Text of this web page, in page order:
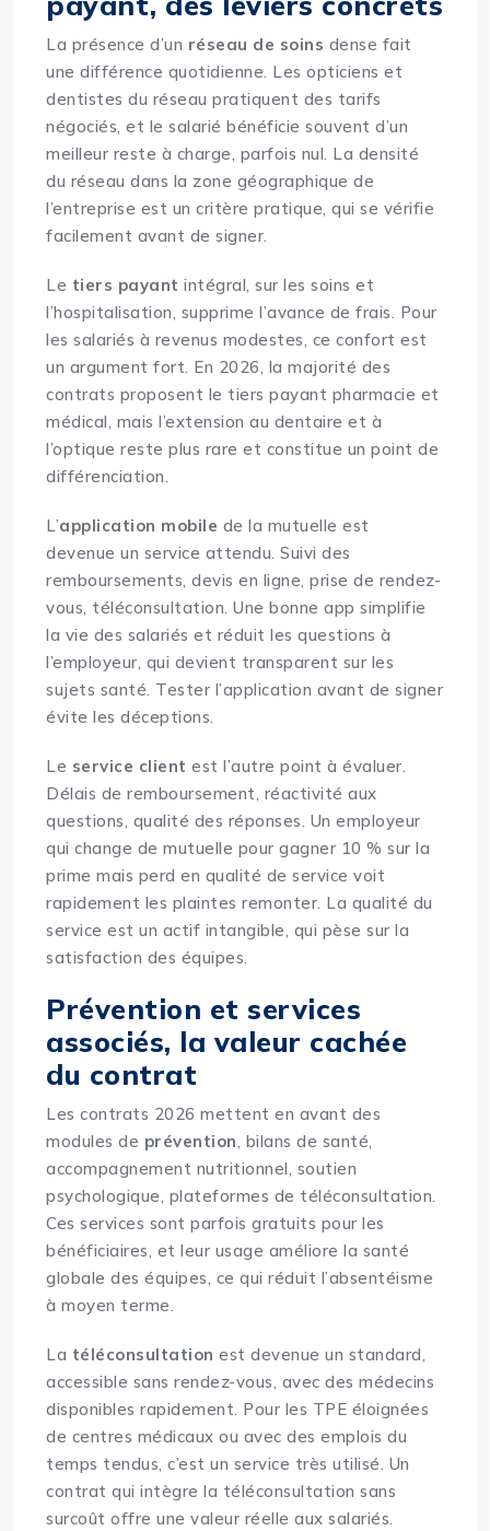
La présence d’un réseau de soins dense fait
une différence quotidienne. Les opticiens et
dentistes du réseau pratiquent des tarifs
négociés, et le salarié bénéficie souvent d’un
meilleur reste à charge, parfois nul. La densité
du réseau dans la zone géographique de
l’entreprise est un critère pratique, qui se vérifie
facilement avant de signer.
Le tiers payant intégral, sur les soins et
l’hospitalisation, supprime l’avance de frais. Pour
les salariés à revenus modestes, ce confort est
un argument fort. En 2026, la majorité des
contrats proposent le tiers payant pharmacie et
médical, mais l’extension au dentaire et à
l’optique reste plus rare et constitue un point de
différenciation.
L’application mobile de la mutuelle est
devenue un service attendu. Suivi des
remboursements, devis en ligne, prise de rendez-
vous, téléconsultation. Une bonne app simplifie
la vie des salariés et réduit les questions à
l’employeur, qui devient transparent sur les
sujets santé. Tester l’application avant de signer
évite les déceptions.
Le service client est l’autre point à évaluer.
Délais de remboursement, réactivité aux
questions, qualité des réponses. Un employeur
qui change de mutuelle pour gagner 10 % sur la
prime mais perd en qualité de service voit
rapidement les plaintes remonter. La qualité du
service est un actif intangible, qui pèse sur la
satisfaction des équipes.
Prévention et services
associés, la valeur cachée
du contrat
Les contrats 2026 mettent en avant des
modules de prévention, bilans de santé,
accompagnement nutritionnel, soutien
psychologique, plateformes de téléconsultation.
Ces services sont parfois gratuits pour les
bénéficiaires, et leur usage améliore la santé
globale des équipes, ce qui réduit l’absentéisme
à moyen terme.
La téléconsultation est devenue un standard,
accessible sans rendez-vous, avec des médecins
disponibles rapidement. Pour les TPE éloignées
de centres médicaux ou avec des emplois du
temps tendus, c’est un service très utilisé. Un
contrat qui intègre la téléconsultation sans
surcoût offre une valeur réelle aux salariés.